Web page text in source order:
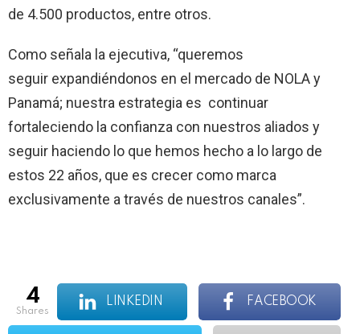
de 4.500 productos, entre otros.
Como señala la ejecutiva, “queremos
seguir expandiéndonos en el mercado de NOLA y
Panamá; nuestra estrategia es continuar
fortaleciendo la confianza con nuestros aliados y
seguir haciendo lo que hemos hecho a lo largo de
estos 22 años, que es crecer como marca
exclusivamente a través de nuestros canales”.
4
shares
LINKEDIN FACEBOOK